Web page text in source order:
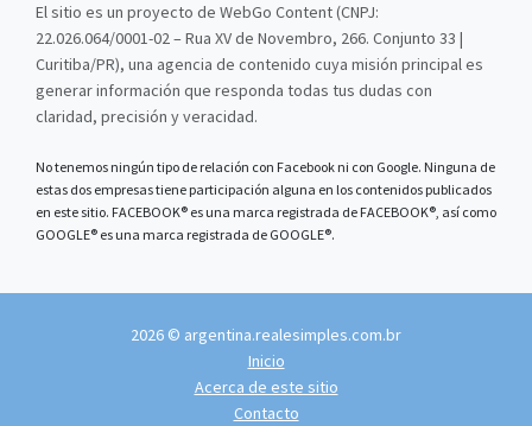
El sitio es un proyecto de WebGo Content (CNPJ:
22.026.064/0001-02 – Rua XV de Novembro, 266. Conjunto 33 |
Curitiba/PR), una agencia de contenido cuya misión principal es
generar información que responda todas tus dudas con
claridad, precisión y veracidad.
No tenemos ningún tipo de relación con Facebook ni con Google. Ninguna de
estas dos empresas tiene participación alguna en los contenidos publicados
en este sitio. FACEBOOK® es una marca registrada de FACEBOOK®, así como
GOOGLE® es una marca registrada de GOOGLE®.
2026 © argentina.realesimples.com.br
Inicio
Acerca de este sitio
Contacto